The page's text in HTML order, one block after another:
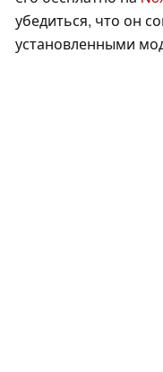
убедиться, что он
установленными